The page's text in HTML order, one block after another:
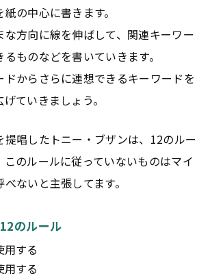
の中心に書きます。
な方向に線を伸ばして、関連キーワー
ものなどを書いていきます。
からさらに連想できるキーワードを
ていきましょう。
提唱したトニー・ブザンは、12のルー
のルールに従っていないものはマイ
ないと主張してます。
のルール
用する
用する